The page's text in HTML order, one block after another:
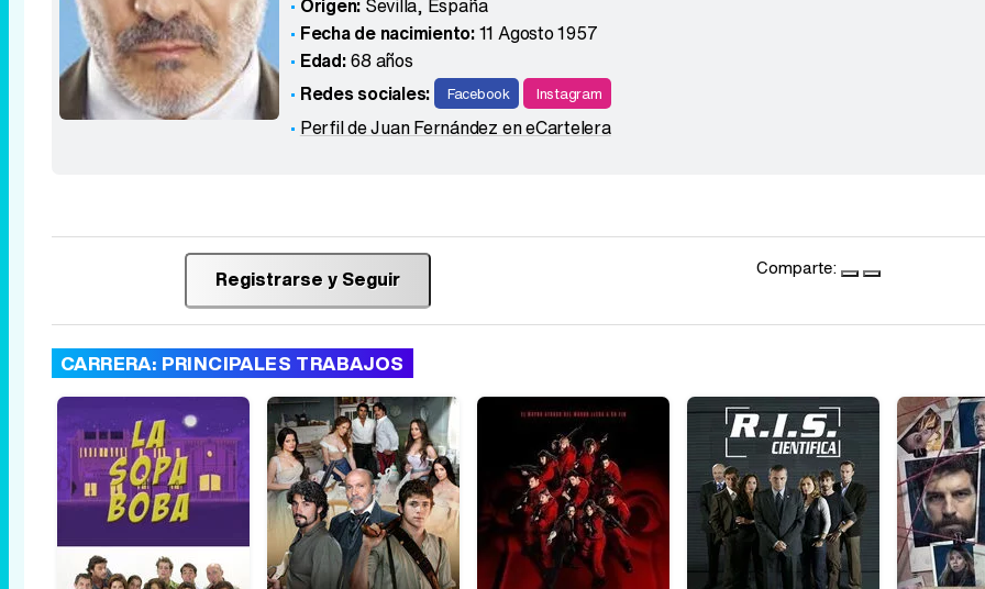
Origen: Sevilla, España
Fecha de nacimiento:11 Agosto 1957
Edad:68 años
Redes sociales:
Facebook Instagram
Perfil de Juan Fernández en eCartelera
Comparte:
Registrarse y Seguir
CARRERA: PRINCIPALES TRABAJOS